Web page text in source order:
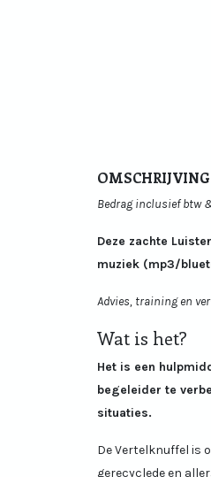
OMSCHRIJVING
Bedrag inclusief btw
Deze zachte
muziek (mp3/
Advies, training en
Wat is het?
Het is een
begeleider te
situaties.
De Vertelknuffel is
gerecyclede en